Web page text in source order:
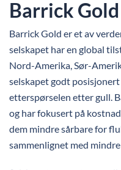
Barrick Gold
Barrick Gold er et av
selskapet har en global
Nord-Amerika, Sør-
selskapet godt
etterspørselen etter gull.
og har fokusert på
dem mindre sårbare for
sammenlignet med